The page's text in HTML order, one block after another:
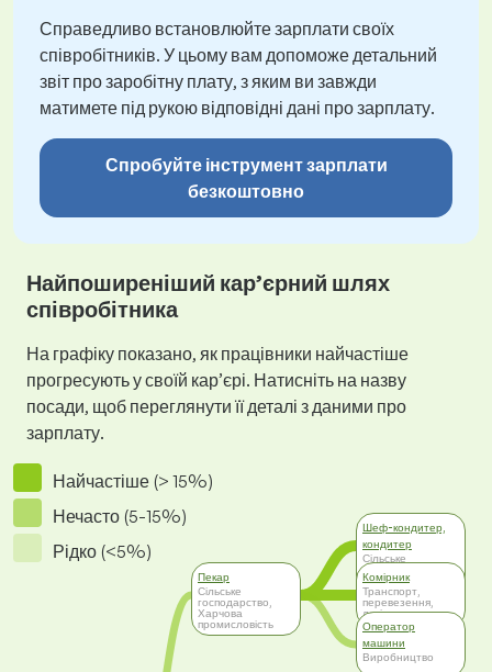
Справедливо встановлюйте зарплати своїх
співробітників. У цьому вам допоможе детальний
звіт про заробітну плату, з яким ви завжди
матимете під рукою відповідні дані про зарплату.
Спробуйте інструмент зарплати
безкоштовно
Найпоширеніший кар’єрний шлях
співробітника
На графіку показано, як працівники найчастіше
прогресують у своїй кар’єрі. Натисніть на назву
посади, щоб переглянути її деталі з даними про
зарплату.
Найчастіше (> 15%)
Нечасто (5-15%)
Рідко (<5%)
Пекар
Сільське
господарство,
Харчова
промисловість
Шеф-кондитер,
кондитер
Сільське
господарство,
Харчова
промисловість
Комірник
Транспорт,
перевезення,
логістика
Оператор
машини
Виробництво